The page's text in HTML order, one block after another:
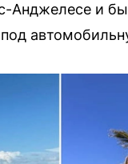
Анджелесе и